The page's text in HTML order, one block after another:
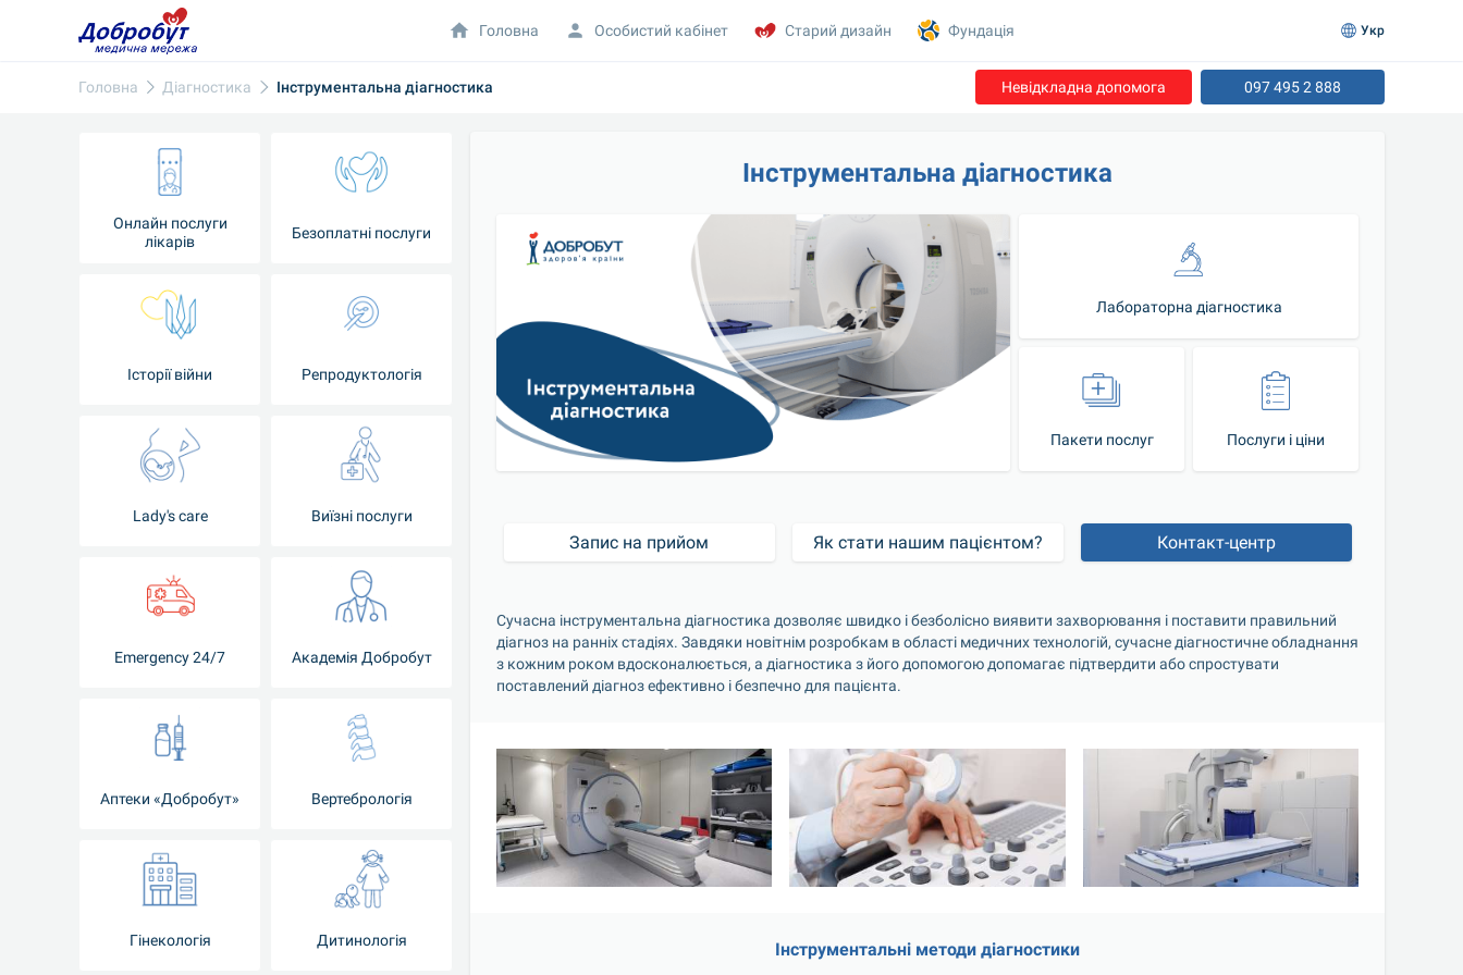
Головна Діагностика Інструментальна діагностика Невідкладна допомога 097 495 2 888
Онлайн послуги
лікарів
Безоплатні послуги
Історії війни Репродуктологія
Lady's care Виїзні послуги
Emergency 24/7 Академія Добробут
Аптеки «Добробут» Вертебрологія
Гінекологія Дитинологія
Інструментальна діагностика
Лабораторна діагностика
Пакети послуг Послуги і ціни
Запис на прийом Як стати нашим пацієнтом? Контакт-центр
Сучасна інструментальна діагностика дозволяє швидко і безболісно виявити захворювання і поставити правильний
діагноз на ранніх стадіях. Завдяки новітнім розробкам в області медичних технологій, сучасне діагностичне обладнання
з кожним роком вдосконалюється, а діагностика з його допомогою допомагає підтвердити або спростувати
поставлений діагноз ефективно і безпечно для пацієнта.
Інструментальні методи діагностики
Головна Особистий кабінет Старий дизайн Фундація Укр